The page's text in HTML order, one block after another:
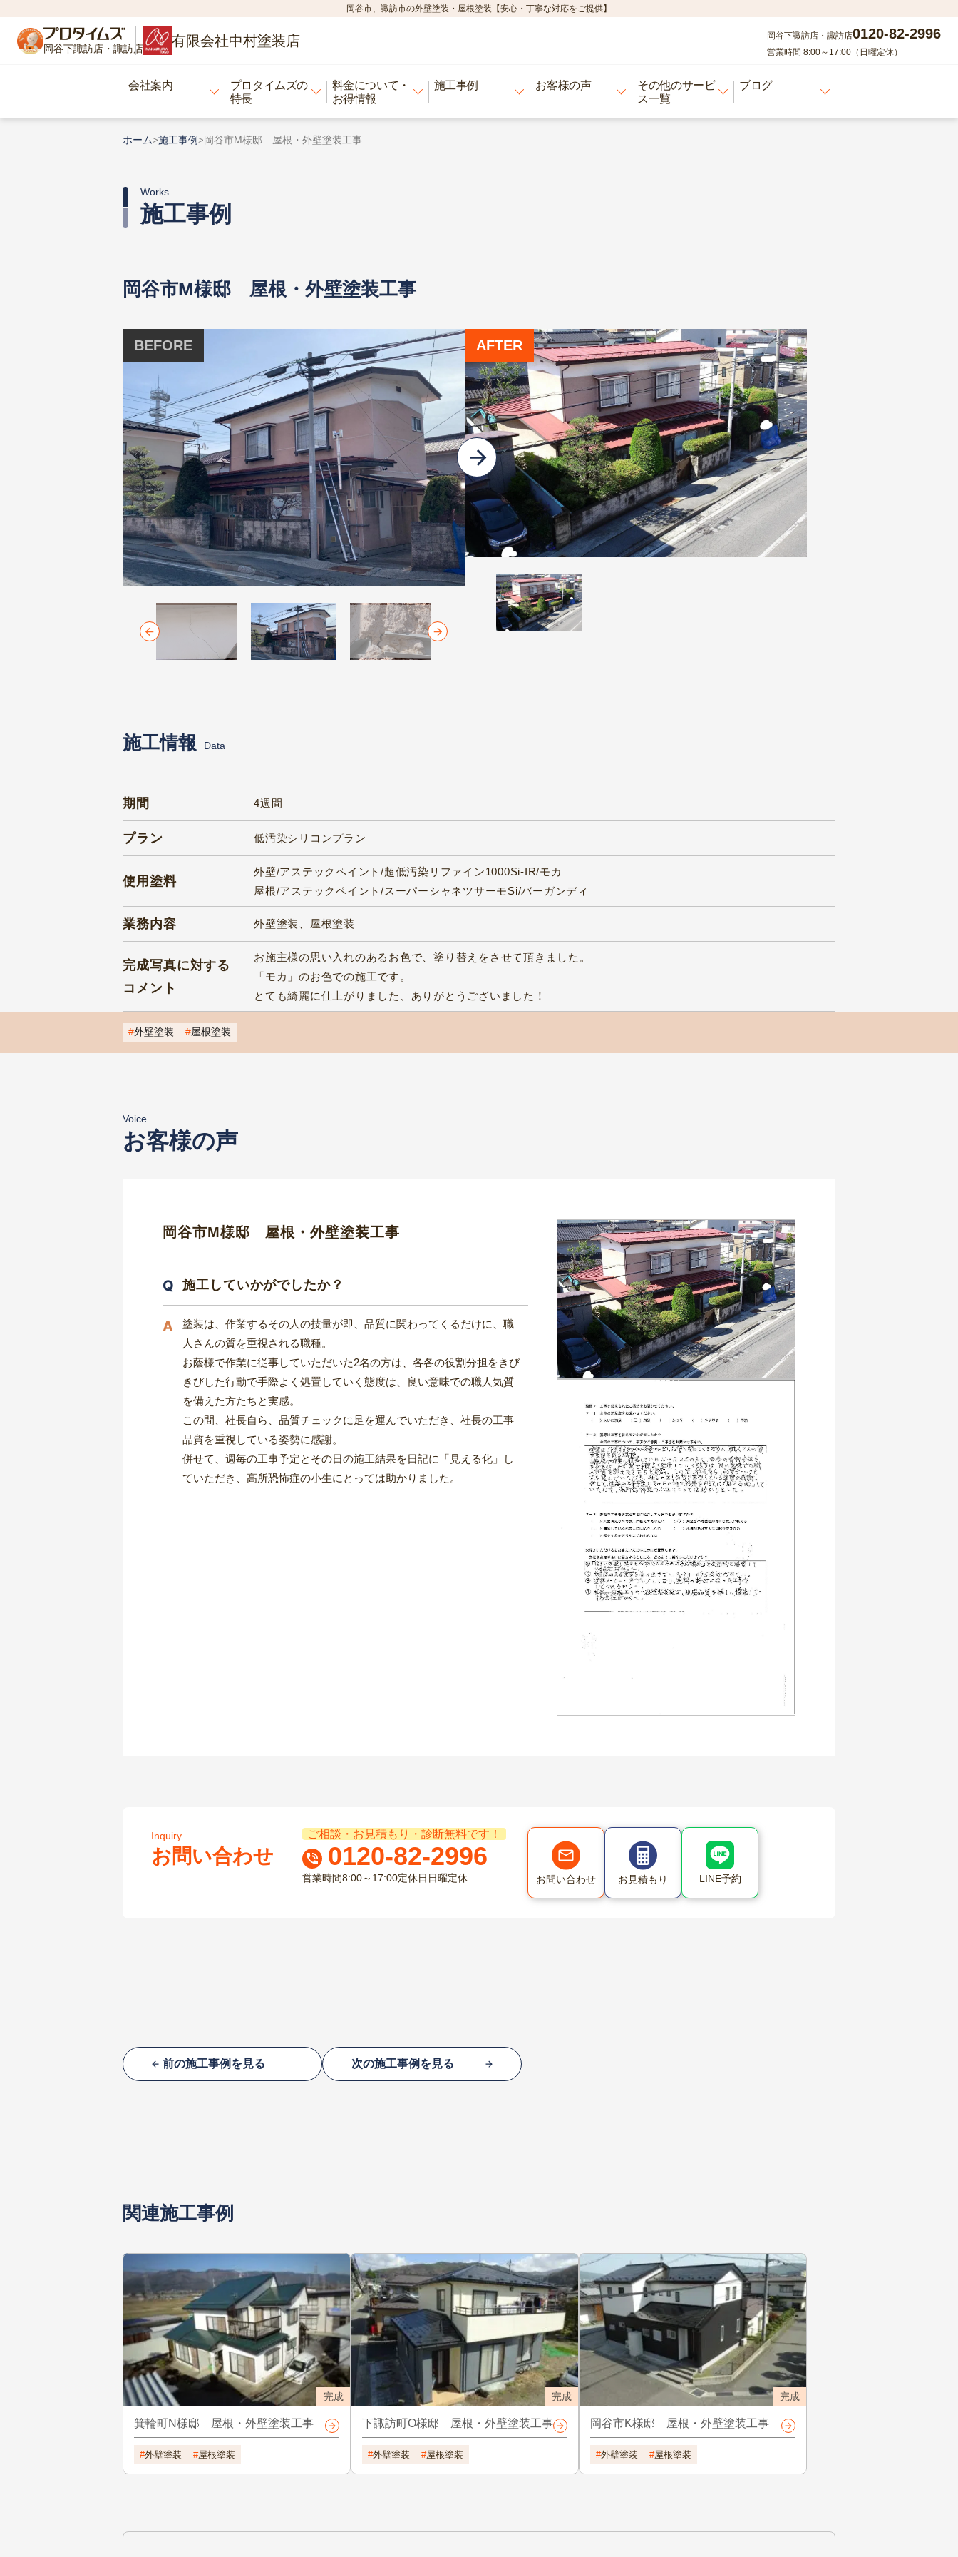
岡谷市、諏訪市の外壁塗装・屋根塗装【安心・丁寧な対応をご提供】
岡谷下諏訪店・諏訪店 有限会社中村塗装店 岡谷下諏訪店・諏訪店0120-82-2996
営業時間 8:00～17:00（日曜定休）
会社案内
プロタイムズの
特長
料金について・
お得情報
施工事例 お客様の声
その他のサービ
ス一覧
ブログ
ホーム>施工事例 > 岡谷市M様邸 屋根・外壁塗装工事
施工事例
Works
岡谷市M様邸 屋根・外壁塗装工事
BEFORE AFTER
施工情報 Data
期間 4週間
プラン 低汚染シリコンプラン
使用塗料
外壁/アステックペイント/超低汚染リファイン1000Si-IR/モカ
屋根/アステックペイント/スーパーシャネツサーモSi/バーガンディ
業務内容 外壁塗装、屋根塗装
完成写真に対する
コメント
お施主様の思い入れのあるお色で、塗り替えをさせて頂きました。
「モカ」のお色での施工です。
とても綺麗に仕上がりました、ありがとうございました！
外壁塗装 屋根塗装
お客様の声
Voice
岡谷市M様邸 屋根・外壁塗装工事
施工していかがでしたか？
塗装は、作業するその人の技量が即、品質に関わってくるだけに、職
人さんの質を重視される職種。
お蔭様で作業に従事していただいた2名の方は、各各の役割分担をきび
きびした行動で手際よく処置していく態度は、良い意味での職人気質
を備えた方たちと実感。
この間、社長自ら、品質チェックに足を運んでいただき、社長の工事
品質を重視している姿勢に感謝。
併せて、週毎の工事予定とその日の施工結果を日記に「見える化」し
ていただき、高所恐怖症の小生にとっては助かりました。
お問い合わせ
Inquiry ご相談・お見積もり・診断無料です！
0120-82-2996
営業時間8:00～17:00定休日 日曜定休 お問い合わせ お見積もり LINE予約
前の施工事例を見る 次の施工事例を見る
関連施工事例
完成
箕輪町N様邸 屋根・外壁塗装工事
外壁塗装 屋根塗装
完成
下諏訪町O様邸 屋根・外壁塗装工事
外壁塗装 屋根塗装
完成
岡谷市K様邸 屋根・外壁塗装工事
外壁塗装 屋根塗装